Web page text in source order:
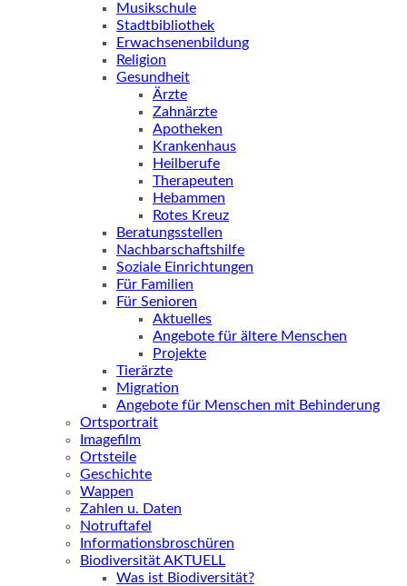
Musikschule
Stadtbibliothek
Erwachsenenbildung
Religion
Gesundheit
Ärzte
Zahnärzte
Apotheken
Krankenhaus
Heilberufe
Therapeuten
Hebammen
Rotes Kreuz
Beratungsstellen
Nachbarschaftshilfe
Soziale Einrichtungen
Für Familien
Für Senioren
Aktuelles
Angebote für ältere Menschen
Projekte
Tierärzte
Migration
Angebote für Menschen mit Behinderung
Ortsportrait
Imagefilm
Ortsteile
Geschichte
Wappen
Zahlen u. Daten
Notruftafel
Informationsbroschüren
Biodiversität AKTUELL
Was ist Biodiversität?